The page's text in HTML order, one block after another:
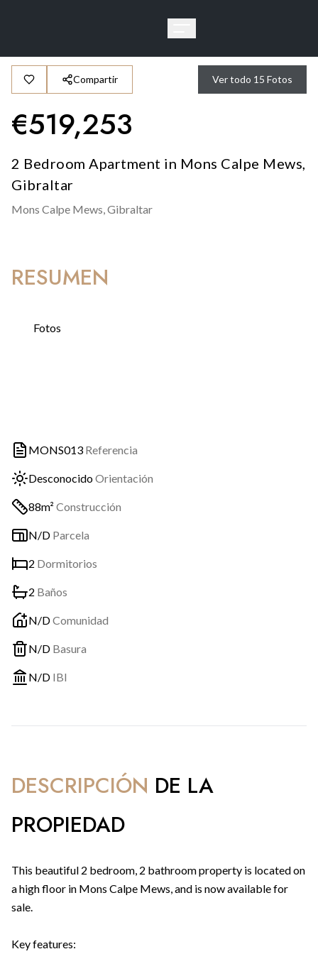
Compartir Ver todo 15 Fotos
€519,253
2 Bedroom Apartment in Mons Calpe Mews,
Gibraltar
Mons Calpe Mews,Gibraltar
RESUMEN
Fotos
MONS013 Referencia
DesconocidoOrientación
88m² Construcción
N/D Parcela
2 Dormitorios
2 Baños
N/DComunidad
N/D Basura
N/D IBI
DESCRIPCIÓN DE LA
PROPIEDAD
This beautiful 2 bedroom, 2 bathroom property is located on
a high floor in Mons Calpe Mews, and is now available for
sale.
Key features: